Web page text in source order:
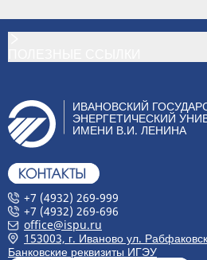
ИВАНОВСКИЙ
ЭНЕРГЕТИЧЕСКИЙ
ИМЕНИ В.И. ЛЕНИНА
+7 (4932) 269-999
+7 (4932) 269-696
office@ispu.ru
153003, г. Иваново ул.
Банковские реквизиты ИГЭУ